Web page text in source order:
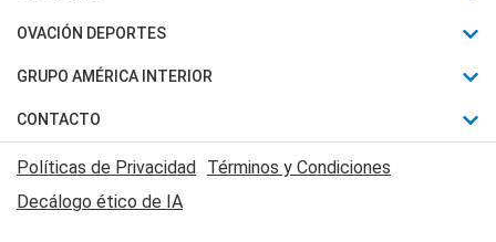
Política
Judiciales
Economia
Horóscopo
Motores
Trucos caseros
Series y Películas
Edictos y Solicitadas
OVACIÓN DEPORTES
Fútbol
Mundial
Automovilismo
Rugby
GRUPO AMÉRICA INTERIOR
Canal 7 en Vivo
CONTACTO
Acerca de Nosotros
Contactanos
Políticas de Privacidad Términos y Condiciones
Decálogo ético de IA